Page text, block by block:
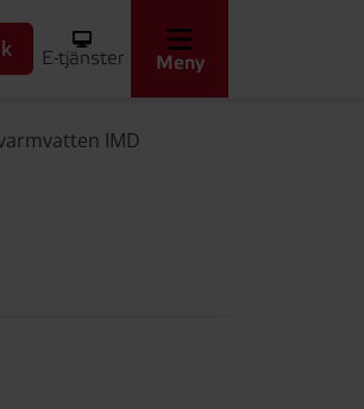
E-tjänster Meny
IMD